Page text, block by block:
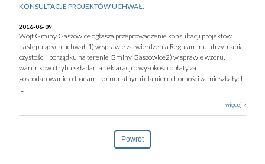
KONSULTACJE PROJEKTÓW UCHWAŁ.
2016-06-09
Wójt Gminy Gaszowice ogłasza przeprowadzenie konsultacji projektów
następujących uchwał:1) w sprawie zatwierdzenia Regulaminu utrzymania
czystości i porządku na terenie Gminy Gaszowice2) w sprawie wzoru,
warunków i trybu składania deklaracji o wysokości opłaty za
gospodarowanie odpadami komunalnymi dla nieruchomości zamieszkałych
i...
więcej >
Powrót